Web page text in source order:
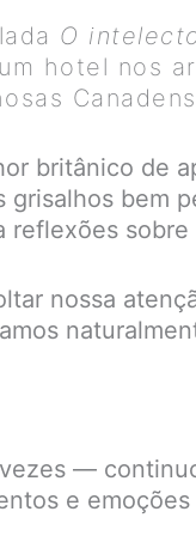
O
hotel nos
britânico de
grisalhos bem
reflexões
nossa
—
e